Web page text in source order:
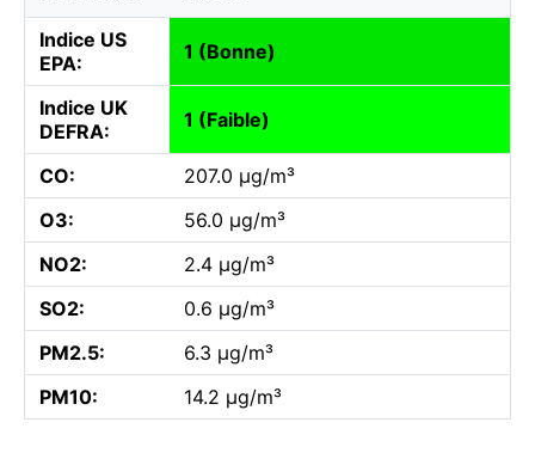
Indice US
EPA:
1 (Bonne)
Indice UK
DEFRA:
1 (Faible)
CO:
207.0 µg/m³
O3:
56.0 µg/m³
NO2:
2.4 µg/m³
SO2:
0.6 µg/m³
PM2.5:
6.3 µg/m³
PM10:
14.2 µg/m³